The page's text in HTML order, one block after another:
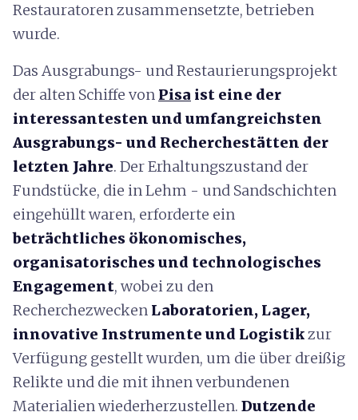
Restauratoren zusammensetzte, betrieben
wurde.
Das Ausgrabungs- und Restaurierungsprojekt
der alten Schiffe von Pisa ist eine der
interessantesten und umfangreichsten
Ausgrabungs- und Recherchestätten der
letzten Jahre. Der Erhaltungszustand der
Fundstücke, die in Lehm - und Sandschichten
eingehüllt waren, erforderte ein
beträchtliches ökonomisches,
organisatorisches und technologisches
Engagement, wobei zu den
Recherchezwecken Laboratorien, Lager,
innovative Instrumente und Logistikzur
Verfügung gestellt wurden, um die über dreißig
Relikte und die mit ihnen verbundenen
Materialien wiederherzustellen. Dutzende